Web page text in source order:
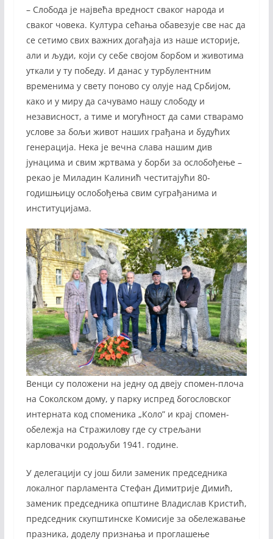
– Слобода је највећа вредност сваког народа и
сваког човека. Култура сећања обавезује све нас да
се сетимо свих важних догађаја из наше историје,
али и људи, који су себе својом борбом и животима
уткали у ту победу. И данас у турбулентним
временима у свету поново су олује над Србијом,
како и у миру да сачувамо нашу слободу и
независност, а тиме и могућност да сами стварамо
услове за бољи живот наших грађана и будућих
генерација. Нека је вечна слава нашим див
јунацима и свим жртвама у борби за ослобођење –
рекао је Миладин Калинић честитајући 80-
годишњицу ослобођења свим суграђанима и
институцијама.
Венци су положени на једну од двеју спомен-плоча
на Соколском дому, у парку испред богословског
интерната код споменика „Коло” и крај спомен-
обележја на Стражилову где су стрељани
карловачки родољуби 1941. године.
У делегацији су још били заменик председника
локалног парламента Стефан Димитрије Димић,
заменик председника општине Владислав Кристић,
председник скупштинске Комисије за обележавање
празника, доделу признања и проглашење